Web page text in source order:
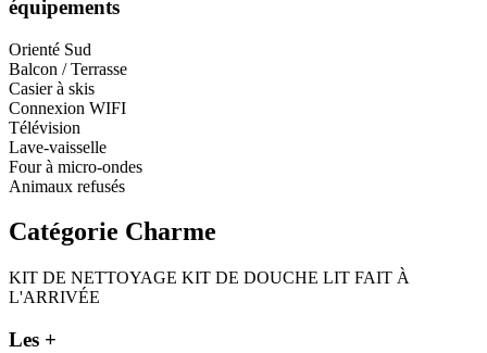
équipements
Orienté Sud
Balcon / Terrasse
Casier à skis
Connexion WIFI
Télévision
Lave-vaisselle
Four à micro-ondes
Animaux refusés
Catégorie Charme
KIT DE NETTOYAGE KIT DE DOUCHE LIT FAIT À
L'ARRIVÉE
Les +